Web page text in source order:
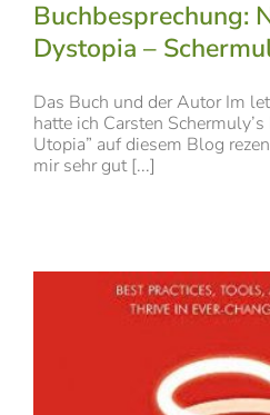
Buchbesprechung:
Dystopia –
Das Buch und der Autor Im
hatte ich Carsten
Utopia” auf diesem Blog
mir sehr gut [...]